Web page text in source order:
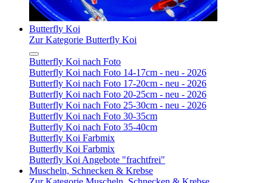
Butterfly Koi
Zur Kategorie Butterfly Koi
Butterfly Koi nach Foto
Butterfly Koi nach Foto 14-17cm - neu - 2026
Butterfly Koi nach Foto 17-20cm - neu - 2026
Butterfly Koi nach Foto 20-25cm - neu - 2026
Butterfly Koi nach Foto 25-30cm - neu - 2026
Butterfly Koi nach Foto 30-35cm
Butterfly Koi nach Foto 35-40cm
Butterfly Koi Farbmix
Butterfly Koi Farbmix
Butterfly Koi Angebote "frachtfrei"
Muscheln, Schnecken & Krebse